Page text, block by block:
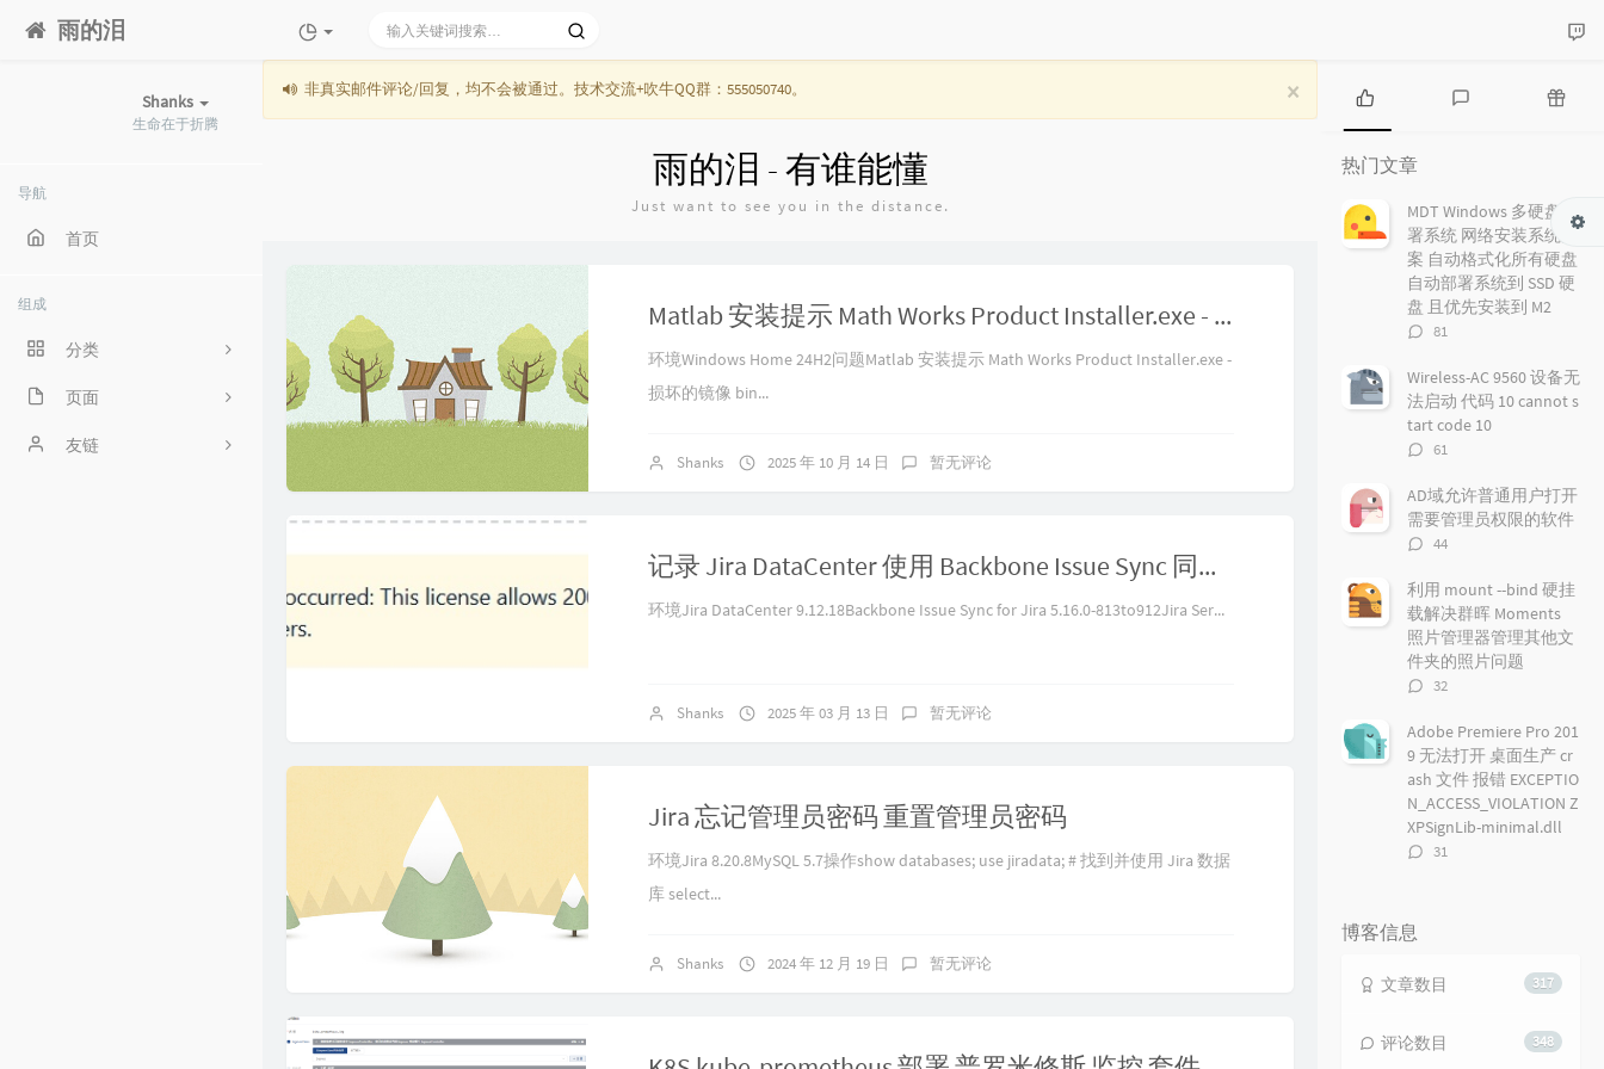
雨的泪
Shanks
生命在于折腾
导航
首页
组成
分类
331
3
页面
关于我
友链
×
非真实邮件评论/回复，均不会被通过。技术交流+吹牛QQ群：555050740。
雨的泪 - 有谁能懂
Just want to see you in the distance.
Matlab 安装提示 Math Works Product Installer.exe - 损坏的镜像 libmwinstallproductidentifier.dll 没有被指定在 Windows 上运行，或者它包含错误。
环境Windows Home 24H2问题Matlab 安装提示 Math Works Product Installer.exe -
损坏的镜像 bin...
Shanks 2025 年 10 月 14 日 暂无评论
记录 Jira DataCenter 使用 Backbone Issue Sync 同步数据遇到的问题
环境Jira DataCenter 9.12.18Backbone Issue Sync for Jira 5.16.0-813to912Jira Ser...
Shanks 2025 年 03 月 13 日 暂无评论
Jira 忘记管理员密码 重置管理员密码
环境Jira 8.20.8MySQL 5.7操作show databases; use jiradata; # 找到并使用 Jira 数据
库 select...
Shanks 2024 年 12 月 19 日 暂无评论
热
门
文
章
论
章
热门文章
MDT Windows 多硬盘部
署系统 网络安装系统方
案 自动格式化所有硬盘
自动部署系统到 SSD 硬
盘 且优先安装到 M2
评
数：
81
Wireless-AC 9560 设备无
法启动 代码 10 cannot s
tart code 10
评
数：
61
AD域允许普通用户打开
需要管理员权限的软件
评
数：
44
利用 mount --bind 硬挂
载解决群晖 Moments
照片管理器管理其他文
件夹的照片问题
评
数：
32
Adobe Premiere Pro 201
9 无法打开 桌面生产 cr
ash 文件 报错 EXCEPTIO
N_ACCESS_VIOLATION Z
XPSignLib-minimal.dll
评
31
博客信息
317
文章数目
348
评论数目